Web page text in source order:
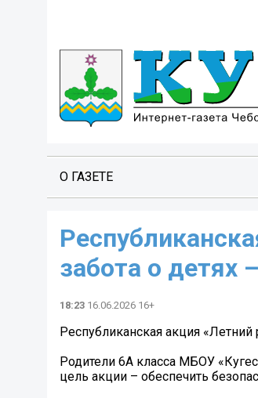
О ГАЗЕТЕ
забота о детях
18:23 16.06.2026 16+
Республиканская акция «Летний
Родители 6А класса МБОУ
цель акции – обеспечить